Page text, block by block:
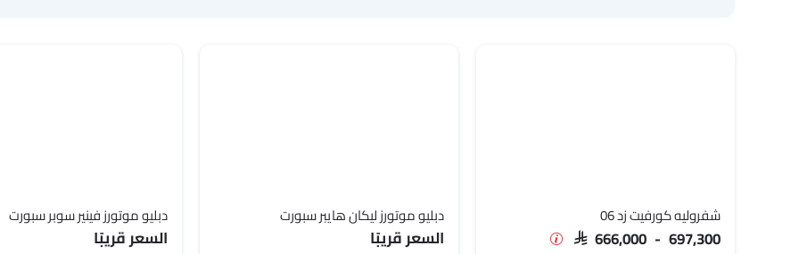
شفروليه كورفيت زد 06
SAR 666,000 - 697,300
دبليو موتورز ليكان هايبر سبورت
السعر قريبًا
دبليو موتورز فينير سوبر سبورت
السعر قريبًا